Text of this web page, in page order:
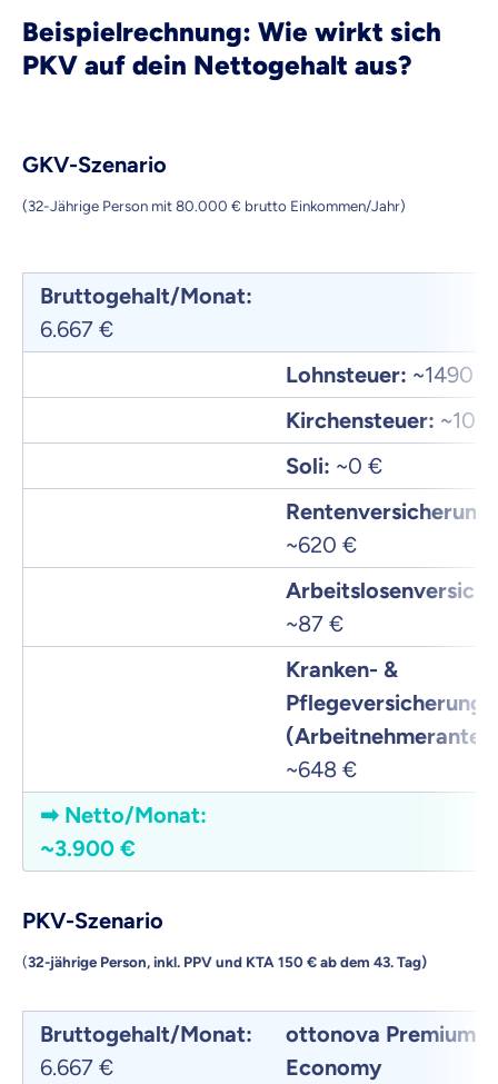
Beispielrechnung: Wie wirkt sich
PKV auf dein Nettogehalt aus?
GKV-Szenario
(32-Jährige Person mit 80.000 € brutto Einkommen/Jahr)
Bruttogehalt/Monat:
6.667 €
Lohnsteuer: ~1490 €
Kirchensteuer: ~105
Soli: ~0 €
Rentenversicherung:
~620 €
~87 €
Kranken- &
Pflegeversicherung
~648 €
➡ Netto/Monat:
~3.900 €
PKV-Szenario
(32-jährige Person, inkl. PPV und KTA 150 € ab dem 43. Tag)
Bruttogehalt/Monat:
6.667 €
ottonova Premium
Economy